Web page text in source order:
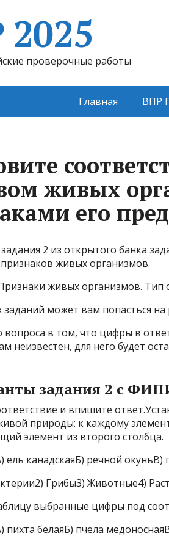
проверочные работы
Главная ВПР
живых
его
2 из открытого банка
живых организмов.
живых организмов. Тип
может вам попасться
вопроса в том, что цифры в
неизвестен, для него будет
задания 2 с
и впишите
природы: к каждому
элемент из второго столбца.
канадскаяБ) речной окуньВ)
Грибы3) Животные4)
выбранные цифры под
белаяБ) пчела